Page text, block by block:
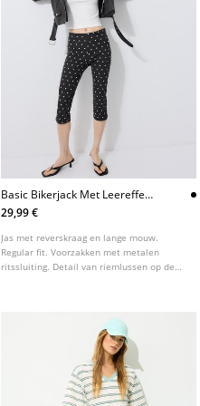
Basic Bikerjack Met Leereffect
En Riem
29,99 €
Jas met reverskraag en lange mouw.
Regular fit. Voorzakken met metalen
ritssluiting. Detail van riemlussen op de